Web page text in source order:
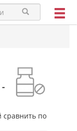
сравнить по